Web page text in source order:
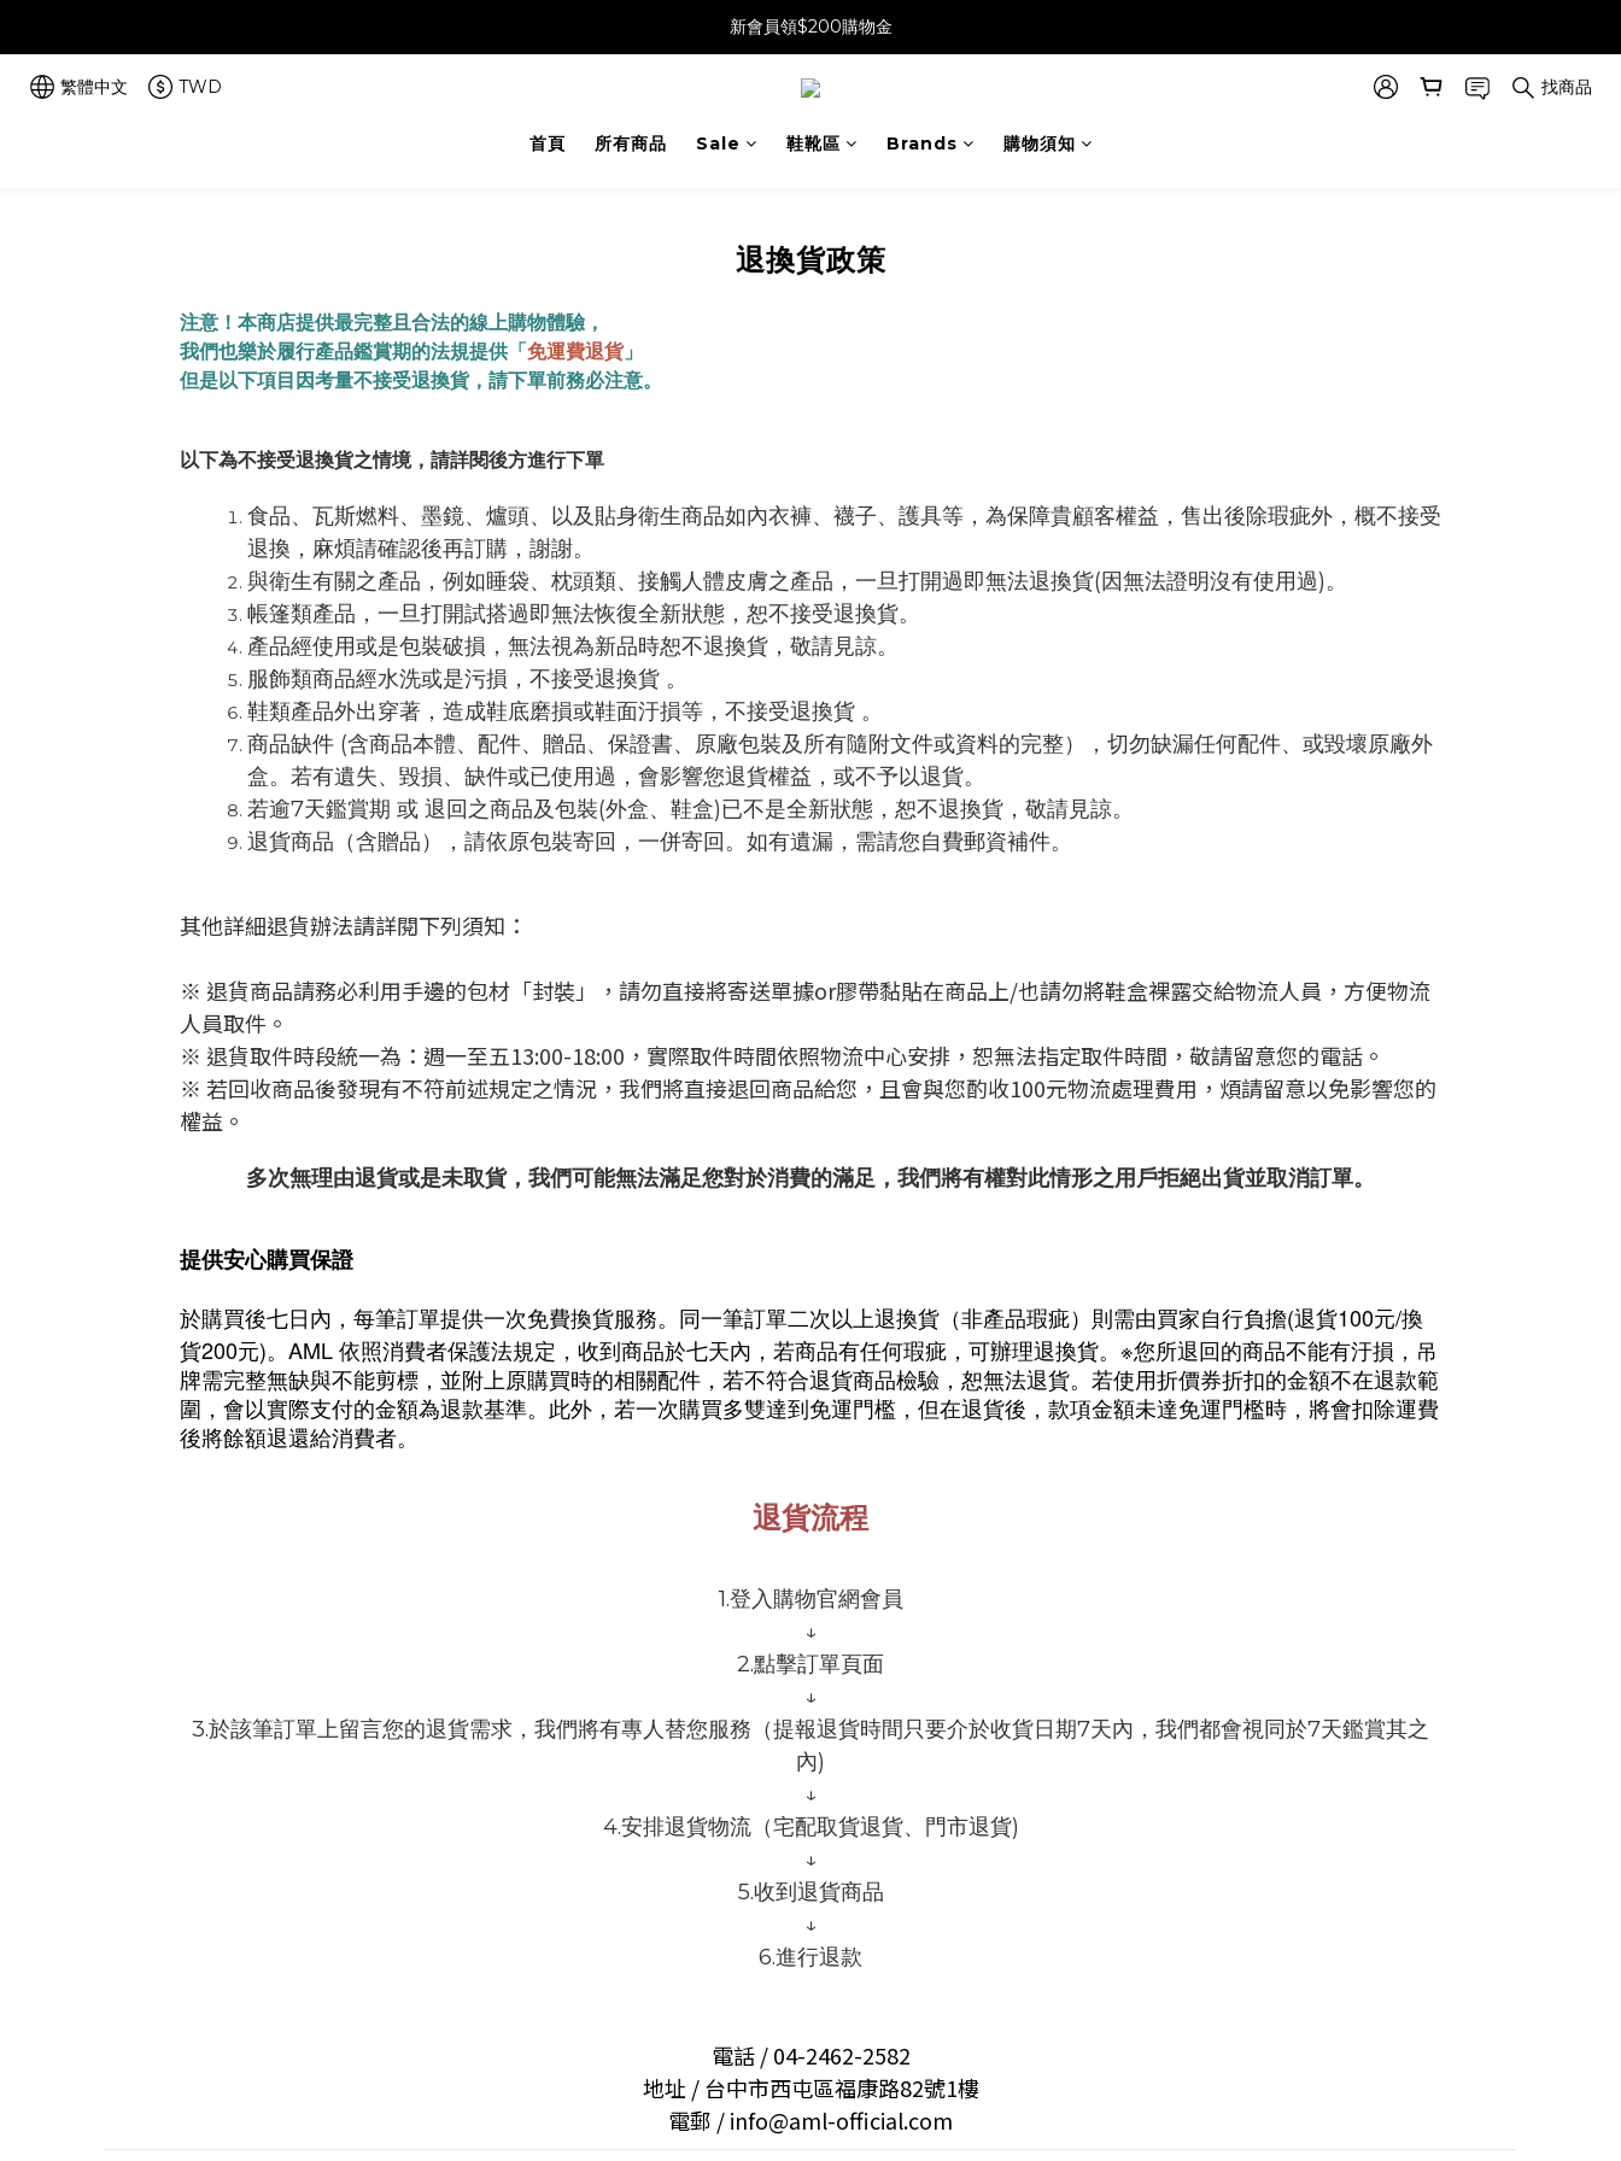
新會員領$200購物金
繁體中文 TWD 找商品
首頁 所有商品 Sale 鞋靴區 Brands 購物須知
退換貨政策
注意！本商店提供最完整且合法的線上購物體驗，
我們也樂於履行產品鑑賞期的法規提供「免運費退貨」
但是以下項目因考量不接受退換貨，請下單前務必注意。
以下為不接受退換貨之情境，請詳閱後方進行下單
食品、瓦斯燃料、墨鏡、爐頭、以及貼身衛生商品如內衣褲、襪子、護具等，為保障貴顧客權益，售出後除瑕疵外，概不接受
退換，麻煩請確認後再訂購，謝謝。
與衛生有關之產品，例如睡袋、枕頭類、接觸人體皮膚之產品，一旦打開過即無法退換貨(因無法證明沒有使用過)。
帳篷類產品，一旦打開試搭過即無法恢復全新狀態，恕不接受退換貨。
產品經使用或是包裝破損，無法視為新品時恕不退換貨，敬請見諒。
服飾類商品經水洗或是污損，不接受退換貨 。
鞋類產品外出穿著，造成鞋底磨損或鞋面汙損等，不接受退換貨 。
商品缺件 (含商品本體、配件、贈品、保證書、原廠包裝及所有隨附文件或資料的完整），切勿缺漏任何配件、或毀壞原廠外
盒。若有遺失、毀損、缺件或已使用過，會影響您退貨權益，或不予以退貨。
若逾7天鑑賞期 或 退回之商品及包裝(外盒、鞋盒)已不是全新狀態，恕不退換貨，敬請見諒。
退貨商品（含贈品），請依原包裝寄回，一併寄回。如有遺漏，需請您自費郵資補件。
其他詳細退貨辦法請詳閱下列須知：
※ 退貨商品請務必利用手邊的包材「封裝」，請勿直接將寄送單據or膠帶黏貼在商品上/也請勿將鞋盒裸露交給物流人員，方便物流
人員取件。
※ 退貨取件時段統一為：週一至五13:00-18:00，實際取件時間依照物流中心安排，恕無法指定取件時間，敬請留意您的電話。
※ 若回收商品後發現有不符前述規定之情況，我們將直接退回商品給您，且會與您酌收100元物流處理費用，煩請留意以免影響您的
權益。
多次無理由退貨或是未取貨，我們可能無法滿足您對於消費的滿足，我們將有權對此情形之用戶拒絕出貨並取消訂單。
提供安心購買保證
於購買後七日內，每筆訂單提供一次免費換貨服務。同一筆訂單二次以上退換貨（非產品瑕疵）則需由買家自行負擔(退貨100元/換
貨200元)。 AML 依照消費者保護法規定，收到商品於七天內，若商品有任何瑕疵，可辦理退換貨。 ※您所退回的商品不能有汙損，吊
牌需完整無缺與不能剪標，並附上原購買時的相關配件，若不符合退貨商品檢驗，恕無法退貨。若使用折價券折扣的金額不在退款範
圍，會以實際支付的金額為退款基準。此外，若一次購買多雙達到免運門檻，但在退貨後，款項金額未達免運門檻時，將會扣除運費
後將餘額退還給消費者。
退貨流程
1.登入購物官網會員
↓
2.點擊訂單頁面
↓
3.於該筆訂單上留言您的退貨需求，我們將有專人替您服務（提報退貨時間只要介於收貨日期7天內，我們都會視同於7天鑑賞其之
內)
↓
4.安排退貨物流（宅配取貨退貨、門市退貨)
↓
5.收到退貨商品
↓
6.進行退款
電話 / 04-2462-2582
地址 / 台中市西屯區福康路82號1樓
電郵 /info@aml-official.com